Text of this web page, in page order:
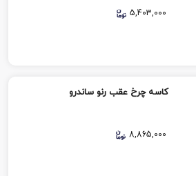
5,403,000
کاسه چرخ عقب رنو ساندرو
8,865,000